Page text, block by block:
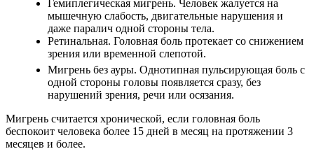
Гемиплегическая мигрень. Человек жалуется на
мышечную слабость, двигательные нарушения и
даже паралич одной стороны тела.
Ретинальная. Головная боль протекает со снижением
зрения или временной слепотой.
Мигрень без ауры. Однотипная пульсирующая боль с
одной стороны головы появляется сразу, без
нарушений зрения, речи или осязания.
Мигрень считается хронической, если головная боль
беспокоит человека более 15 дней в месяц на протяжении 3
месяцев и более.